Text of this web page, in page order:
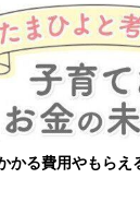
【ワクチン接種で